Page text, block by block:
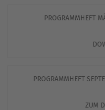
PROGRAMMHEFT
PROGRAMMHEFT
ZUM